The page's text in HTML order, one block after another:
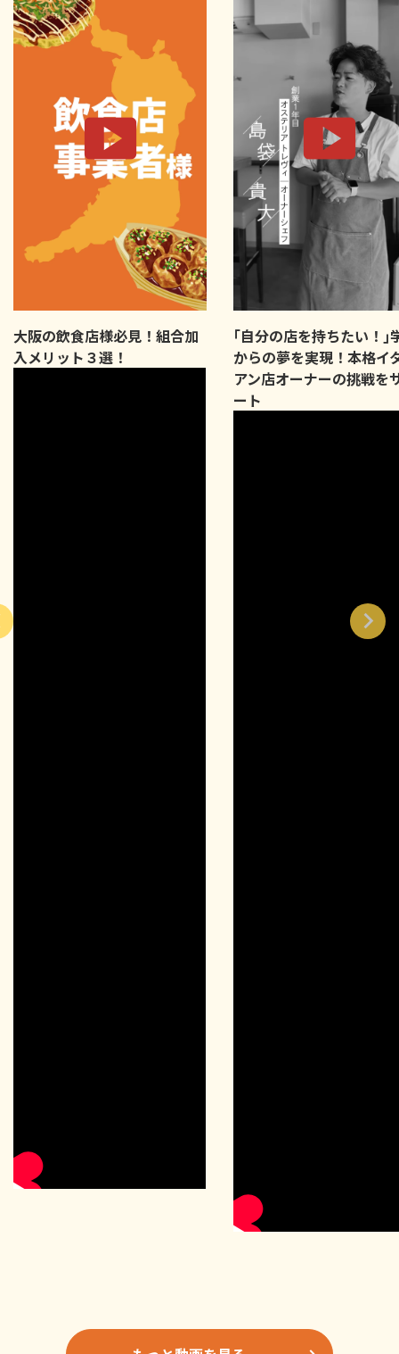
大阪の飲食店様必見！組合加
入メリット３選！
｢自分の店を持ちたい！｣
からの夢を実現！本格イ
アン店オーナーの挑戦を
ート